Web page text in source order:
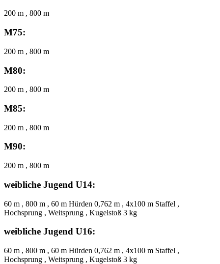
200 m , 800 m
M75:
200 m , 800 m
M80:
200 m , 800 m
M85:
200 m , 800 m
M90:
200 m , 800 m
weibliche Jugend U14:
60 m , 800 m , 60 m Hürden 0,762 m , 4x100 m Staffel ,
Hochsprung , Weitsprung , Kugelstoß 3 kg
weibliche Jugend U16:
60 m , 800 m , 60 m Hürden 0,762 m , 4x100 m Staffel ,
Hochsprung , Weitsprung , Kugelstoß 3 kg